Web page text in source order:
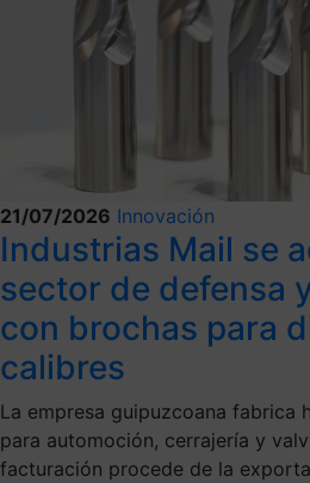
21/07/2026 Innovación
Industrias Mail se
sector de defensa
con brochas para
calibres
La empresa guipuzcoana fabrica
para automoción, cerrajería y
facturación procede de la